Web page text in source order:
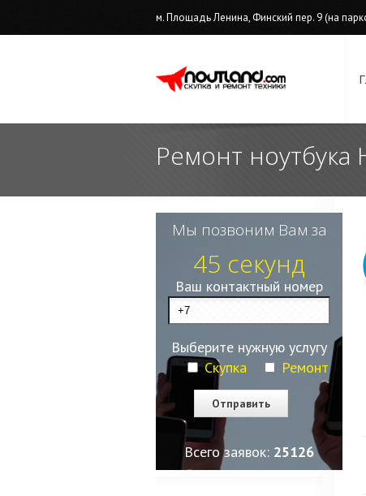
м. Площадь Ленина, Финский пер. 9 (на
Ремонт ноутбука
Мы позвоним Вам за
45 секунд
Ваш контактный номер
Выберите нужную услугу
Скупка
Ремонт
Всего заявок: 25126